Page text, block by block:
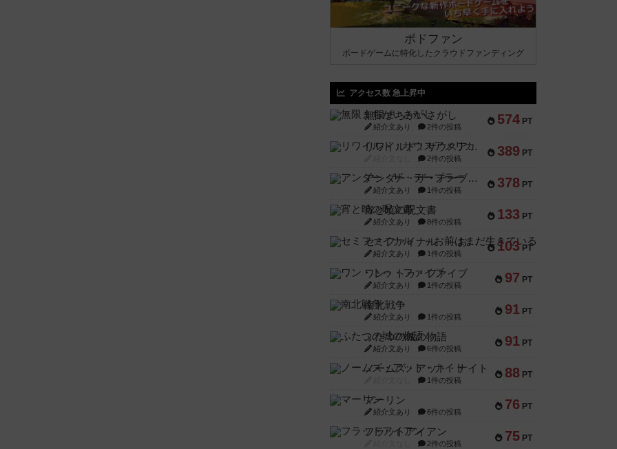
ボドファン
ボードゲームに特化したクラウドファンディング
アクセス数 急上昇中
574 PT
無限まちがいさがし
紹介文あり 2件の投稿
389 PT
リワイルド：サウスアメリカ
2件の投稿
378 PT
アンダー・ザ・テーブラー
紹介文あり 1件の投稿
133 PT
宵と暁の呪文書
紹介文あり 8件の投稿
103 PT
セミファイナル ～お前はまだ生きている～
紹介文あり 1件の投稿
97 PT
ワン・トゥ・ファイブ
紹介文あり 1件の投稿
91 PT
南北戦争
紹介文あり 1件の投稿
91 PT
ふたつの城の物語
紹介文あり 6件の投稿
88 PT
ノームズ・アット・ナイト
1件の投稿
76 PT
マーリン
紹介文あり 6件の投稿
75 PT
フラットアイアン
2件の投稿